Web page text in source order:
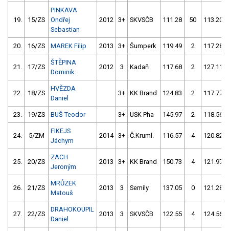
19. 15/ZS
PINKAVA
Ondřej
Sebastian
2012 3+ SKVSČB 111.28 50 113.20
20. 16/ZS MAREK Filip 2013 3+ Šumperk 119.49 2 117.28
21. 17/ZS
ŠTĚPINA
Dominik
2012 3 Kadaň 117.68 2 127.11
22. 18/ZS
HVĚZDA
Daniel
3+ KK Brand 124.83 2 117.77
23. 19/ZS BUŠ Teodor 3+ USK Pha 145.97 2 118.56
24. 5/ZM
FIKEJS
Jáchym
2014 3+ Č.Kruml. 116.57 4 120.82
25. 20/ZS
ZACH
Jeroným
2013 3+ KK Brand 150.73 4 121.97
26. 21/ZS
MRŮZEK
Matouš
2013 3 Semily 137.05 0 121.28
27. 22/ZS
DRAHOKOUPIL
Daniel
2013 3 SKVSČB 122.55 4 124.56